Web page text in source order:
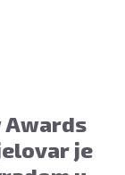
Awards
je